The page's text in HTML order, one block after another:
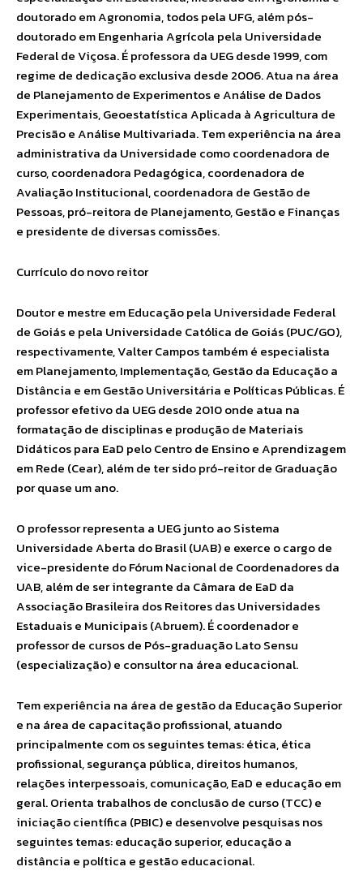
doutorado em Agronomia, todos pela UFG, além pós-
doutorado em Engenharia Agrícola pela Universidade
Federal de Viçosa. É professora da UEG desde 1999, com
regime de dedicação exclusiva desde 2006. Atua na área
de Planejamento de Experimentos e Análise de Dados
Experimentais, Geoestatística Aplicada à Agricultura de
Precisão e Análise Multivariada. Tem experiência na área
administrativa da Universidade como coordenadora de
curso, coordenadora Pedagógica, coordenadora de
Avaliação Institucional, coordenadora de Gestão de
Pessoas, pró-reitora de Planejamento, Gestão e Finanças
e presidente de diversas comissões.
Currículo do novo reitor
Doutor e mestre em Educação pela Universidade Federal
de Goiás e pela Universidade Católica de Goiás (PUC/GO),
respectivamente, Valter Campos também é especialista
em Planejamento, Implementação, Gestão da Educação a
Distância e em Gestão Universitária e Políticas Públicas. É
professor efetivo da UEG desde 2010 onde atua na
formatação de disciplinas e produção de Materiais
Didáticos para EaD pelo Centro de Ensino e Aprendizagem
em Rede (Cear), além de ter sido pró-reitor de Graduação
por quase um ano.
O professor representa a UEG junto ao Sistema
Universidade Aberta do Brasil (UAB) e exerce o cargo de
vice-presidente do Fórum Nacional de Coordenadores da
UAB, além de ser integrante da Câmara de EaD da
Associação Brasileira dos Reitores das Universidades
Estaduais e Municipais (Abruem). É coordenador e
professor de cursos de Pós-graduação Lato Sensu
(especialização) e consultor na área educacional.
Tem experiência na área de gestão da Educação Superior
e na área de capacitação profissional, atuando
principalmente com os seguintes temas: ética, ética
profissional, segurança pública, direitos humanos,
relações interpessoais, comunicação, EaD e educação em
geral. Orienta trabalhos de conclusão de curso (TCC) e
iniciação científica (PBIC) e desenvolve pesquisas nos
seguintes temas: educação superior, educação a
distância e política e gestão educacional.